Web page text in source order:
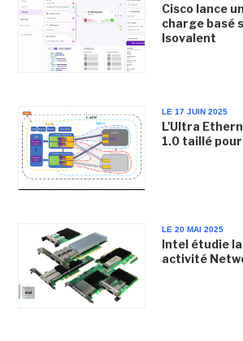
Cisco lance
charge basé
Isovalent
LE 17 JUIN 2025
L'Ultra
1.0 taillé pour
LE 20 MAI 2025
Intel étudie
activité